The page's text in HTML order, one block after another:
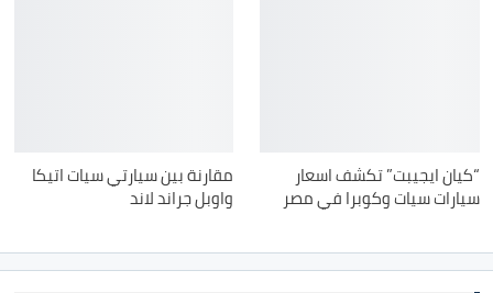
“كيان ايجيبت” تكشف اسعار
سيارات سيات وكوبرا في مصر
مقارنة بين سيارتي سيات اتيكا
واوبل جراند لاند